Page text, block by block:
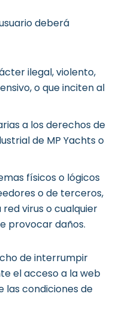
deberá
ilegal, violento,
o que inciten al
a los derechos de
de MP Yachts o
físicos o lógicos
o de terceros,
virus o cualquier
provocar daños.
de interrumpir
el acceso a la web
las condiciones de